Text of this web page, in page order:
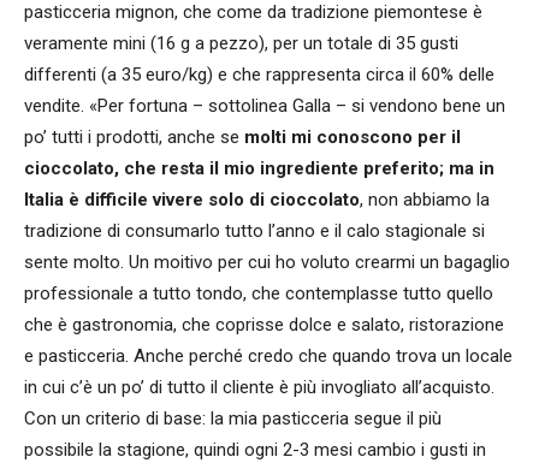
pasticceria mignon, che come da tradizione piemontese è
veramente mini (16 g a pezzo), per un totale di 35 gusti
differenti (a 35 euro/kg) e che rappresenta circa il 60% delle
vendite. «Per fortuna – sottolinea Galla – si vendono bene un
po’ tutti i prodotti, anche se molti mi conoscono per il
cioccolato, che resta il mio ingrediente preferito; ma in
Italia è difficile vivere solo di cioccolato, non abbiamo la
tradizione di consumarlo tutto l’anno e il calo stagionale si
sente molto. Un moitivo per cui ho voluto crearmi un bagaglio
professionale a tutto tondo, che contemplasse tutto quello
che è gastronomia, che coprisse dolce e salato, ristorazione
e pasticceria. Anche perché credo che quando trova un locale
in cui c’è un po’ di tutto il cliente è più invogliato all’acquisto.
Con un criterio di base: la mia pasticceria segue il più
possibile la stagione, quindi ogni 2-3 mesi cambio i gusti in